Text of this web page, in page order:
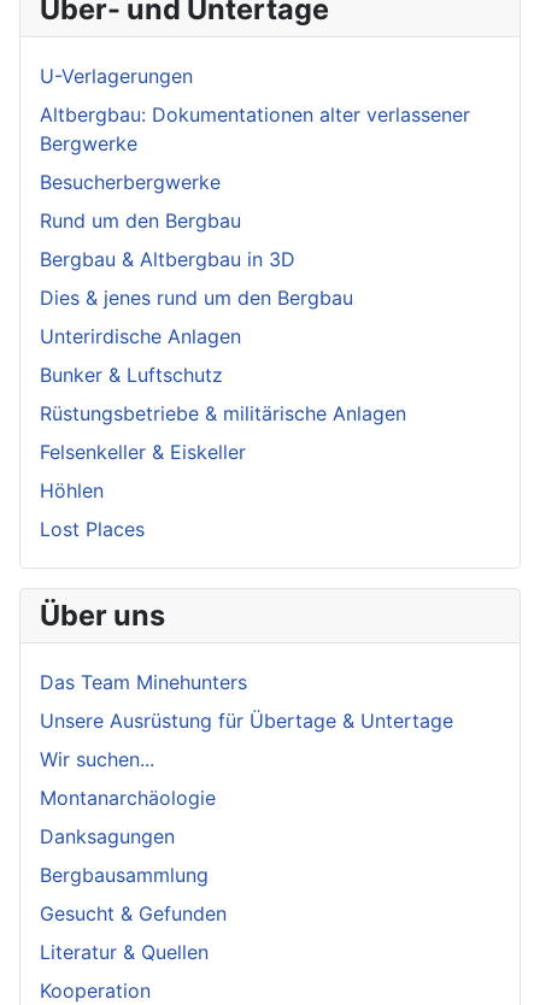
Über- und Untertage
U-Verlagerungen
Altbergbau: Dokumentationen alter verlassener
Bergwerke
Besucherbergwerke
Rund um den Bergbau
Bergbau & Altbergbau in 3D
Dies & jenes rund um den Bergbau
Unterirdische Anlagen
Bunker & Luftschutz
Rüstungsbetriebe & militärische Anlagen
Felsenkeller & Eiskeller
Höhlen
Lost Places
Über uns
Das Team Minehunters
Unsere Ausrüstung für Übertage & Untertage
Wir suchen...
Montanarchäologie
Danksagungen
Bergbausammlung
Gesucht & Gefunden
Literatur & Quellen
Kooperation